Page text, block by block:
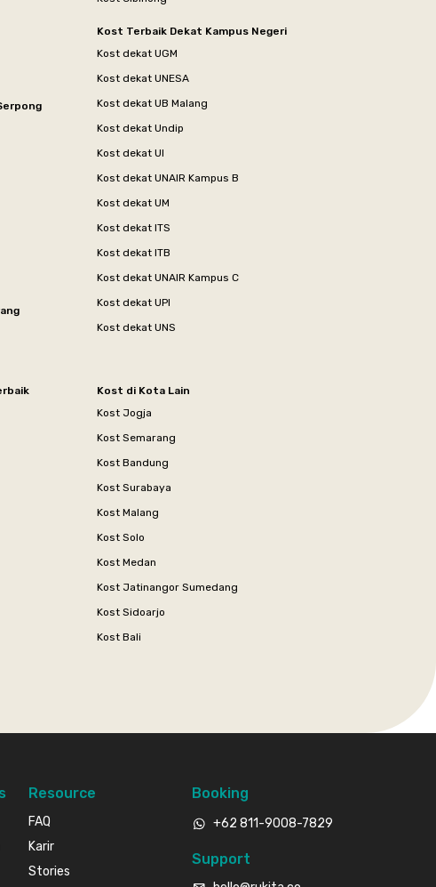
Kost Terbaik Dekat Kampus Negeri
Kost dekat UGM
Kost dekat UNESA
Kost dekat UB Malang
Kost dekat Undip
Kost dekat UI
Kost dekat UNAIR Kampus B
Kost dekat UM
Kost dekat ITS
Kost dekat ITB
Kost dekat UNAIR Kampus C
Kost dekat UPI
Kost dekat UNS
Kost di Kota Lain
Kost Jogja
Kost Semarang
Kost Bandung
Kost Surabaya
Kost Malang
Kost Solo
Kost Medan
Kost Jatinangor Sumedang
Kost Sidoarjo
Kost Bali
Resource
FAQ
Karir
Stories
Booking
+62 811-9008-7829
Support